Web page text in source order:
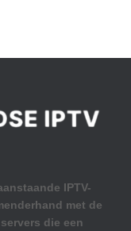
IPTV-
met de
die een